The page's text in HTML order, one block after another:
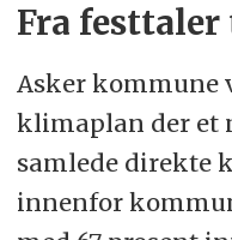
Fra
Asker kommune
klimaplan der et
samlede direkte
innenfor